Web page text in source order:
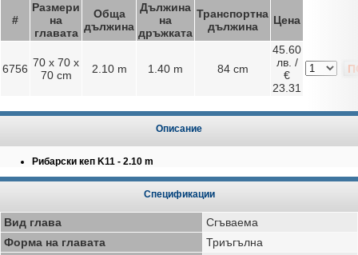
#
Размери
на
главата
Обща
дължина
Дължина
на
дръжката
Транспортна
дължина
Цена
6756 70 x 70 x
70 cm
2.10 m 1.40 m 84 cm
45.60
лв. /
€
23.31
Описание
Рибарски кеп K11 - 2.10 m
Спецификации
Вид глава
Сгъваема
Форма на главата
Триъгълна